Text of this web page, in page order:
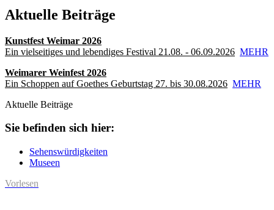
Aktuelle Beiträge
Kunstfest Weimar 2026
Ein vielseitiges und lebendiges Festival 21.08. - 06.09.2026 MEHR
Weimarer Weinfest 2026
Ein Schoppen auf Goethes Geburtstag 27. bis 30.08.2026 MEHR
Aktuelle Beiträge
Sie befinden sich hier:
Sehenswürdigkeiten
Museen
Vorlesen